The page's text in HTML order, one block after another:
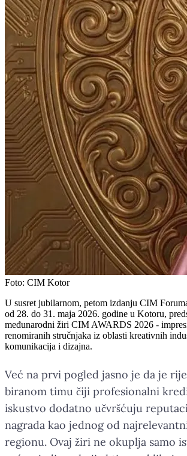
Foto: CIM Kotor
U susret jubilarnom, petom izdanju CIM
od 28. do 31. maja 2026. godine u Kotoru,
međunarodni žiri CIM AWARDS 2026 -
renomiranih stručnjaka iz oblasti kreativnih
komunikacija i dizajna.
Već na prvi pogled jasno je da je
biranom timu čiji profesionalni
iskustvo dodatno učvršćuju
nagrada kao jednog od
regionu. Ovaj žiri ne okuplja samo